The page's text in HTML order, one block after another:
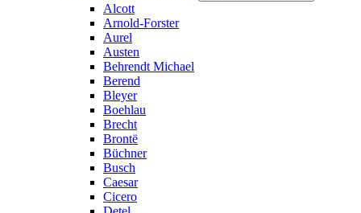
Alcott
Arnold-Forster
Aurel
Austen
Behrendt Michael
Berend
Bleyer
Boehlau
Brecht
Brontë
Büchner
Busch
Caesar
Cicero